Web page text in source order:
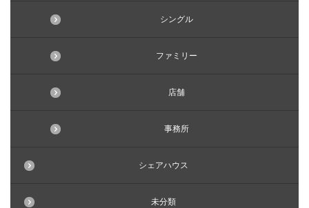
シングル
ファミリー
店舗
事務所
シェアハウス
未分類